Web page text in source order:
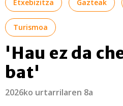
Etxebizitza Gazteak
Turismoa
'Hau ez da
bat'
2026ko urtarrilaren 8a